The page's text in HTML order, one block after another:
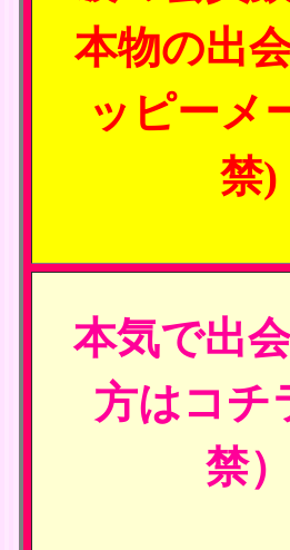
本物の出
ッピーメ
禁)
本気で出
方はコチ
禁）